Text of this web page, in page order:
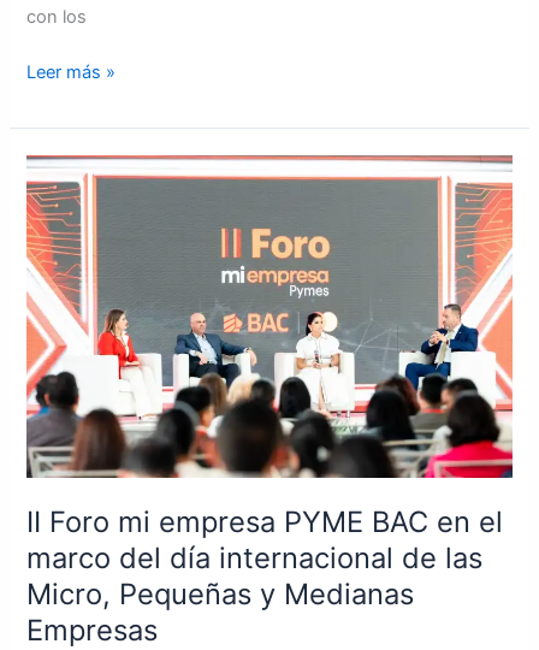
con los
Leer más »
II Foro mi empresa PYME BAC en el
marco del día internacional de las
Micro, Pequeñas y Medianas
Empresas
II
Foro
mi
empresa
PYME
BAC
en
el
marco
del
día
de
Micro,
Pequeñas
y